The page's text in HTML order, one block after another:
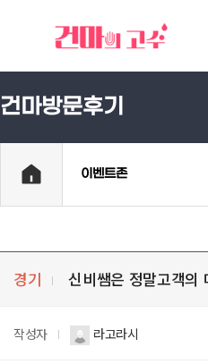
건마방문후기
이벤트존
경기 신비쌤은 정말고객의
작성자 라고라시